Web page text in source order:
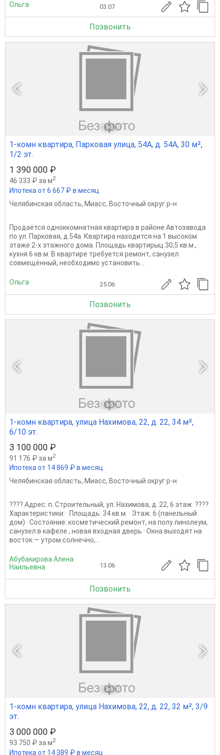
Ольга 03.07
Позвонить
1 из 1
1-комн квартира, Парковая улица, 54А, д. 54А, 30 м²,
1/2 эт.
1 390 000 ₽
46 333 ₽ за м2
Ипотека от 6 667 ₽ в месяц
Челябинская область, Миасс, Восточный округ р-н
Продаётся одноккомнатная квартира в районе Автозавода
по ул. Парковая, д.54а. Квартира находится на 1 высоком
этаже 2-х этажного дома. Площадь квартирыц 30,5 кв.м.,
кухня 6 кв.м. В квартире требуется ремонт, санузел
совмещённый, необходимо установить...
Ольга 25.06
Позвонить
1 из 1
1-комн квартира, улица Нахимова, 22, д. 22, 34 м²,
6/10 эт.
3 100 000 ₽
91 176 ₽ за м2
Ипотека от 14 869 ₽ в месяц
Челябинская область, Миасс, Восточный округ р-н
???? Адрес: п. Строительный, ул. Нахимова, д. 22, 6 этаж. ????
Характеристики: · Площадь: 34 кв.м. · Этаж: 6 (панельный
дом) · Состояние: косметический ремонт, на полу линолеум,
санузел в кафеле , новая входная дверь · Окна выходят на
восток — утром солнечно,...
Абубакирова Алена
Наильевна
13.06
Позвонить
1 из 1
1-комн квартира, улица Нахимова, 22, д. 22, 32 м², 3/9
эт.
3 000 000 ₽
93 750 ₽ за м2
Ипотека от 14 389 ₽ в месяц